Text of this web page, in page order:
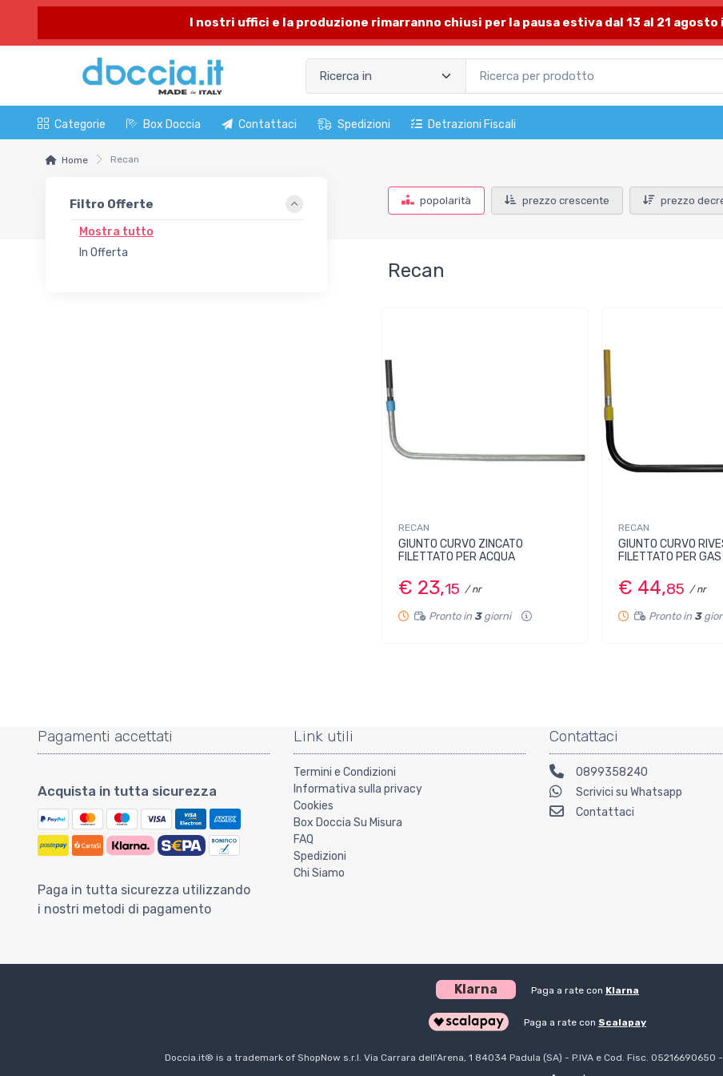
I nostri uffici e la produzione rimarranno chiusi per la pausa estiva dal 13 al 21 agosto
Categorie Box Doccia Contattaci Spedizioni Detrazioni Fiscali
Home Recan
Filtro Offerte
Mostra tutto
In Offerta
popolarità prezzo crescente prezzo
Recan
RECAN
GIUNTO CURVO ZINCATO
FILETTATO PER ACQUA
€ 23,15 / nr
Pronto in 3giorni
RECAN
GIUNTO CURVO
FILETTATO PER GAS
€ 44,85 / nr
Pronto in 3
Pagamenti accettati
Acquista in tutta sicurezza
Paga in tutta sicurezza utilizzando
i nostri metodi di pagamento
Link utili
Termini e Condizioni
Informativa sulla privacy
Cookies
Box Doccia Su Misura
FAQ
Spedizioni
Chi Siamo
Contattaci
0899358240
Scrivici su Whatsapp
Contattaci
Klarna Paga a rate con Klarna
Paga a rate con Scalapay
Doccia.it® is a trademark of ShopNow s.r.l. Via Carrara dell'Arena, 1 84034 Padula (SA) - P.IVA e Cod. Fisc. 05216690650